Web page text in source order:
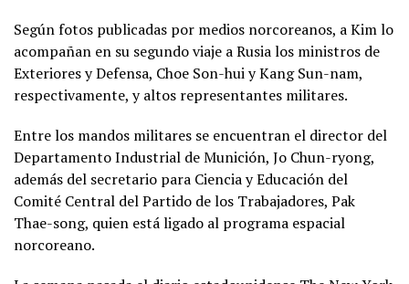
Según fotos publicadas por medios norcoreanos, a Kim lo
acompañan en su segundo viaje a Rusia los ministros de
Exteriores y Defensa, Choe Son-hui y Kang Sun-nam,
respectivamente, y altos representantes militares.
Entre los mandos militares se encuentran el director del
Departamento Industrial de Munición, Jo Chun-ryong,
además del secretario para Ciencia y Educación del
Comité Central del Partido de los Trabajadores, Pak
Thae-song, quien está ligado al programa espacial
norcoreano.